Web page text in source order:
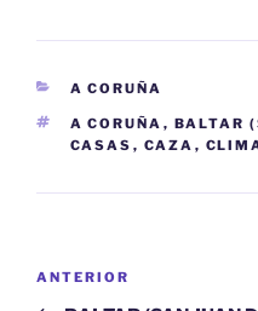
CATEGORÍAS
A CORUÑA
ETIQUETAS
A CORUÑA , BALTAR
CASAS , CAZA ,
Entrada
ANTERIOR